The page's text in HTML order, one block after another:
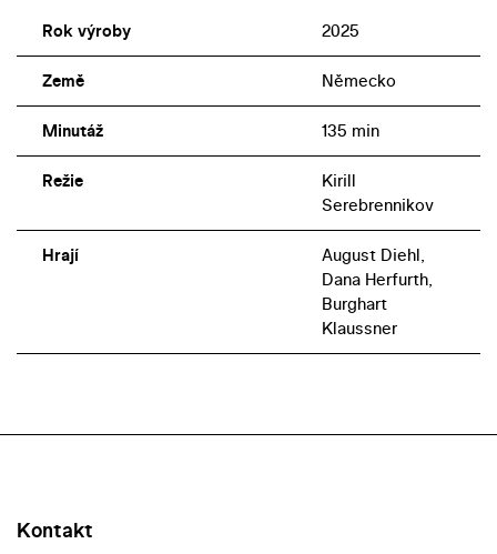
Rok výroby 2025
Země Německo
Minutáž 135 min
Režie
Kirill
Serebrennikov
Hrají
August Diehl,
Dana Herfurth,
Burghart
Klaussner
Kontakt